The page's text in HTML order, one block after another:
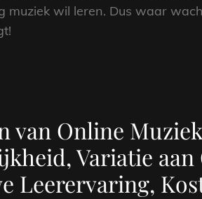
muziek wil leren. Dus waar
van Online
Variatie
Leerervaring,